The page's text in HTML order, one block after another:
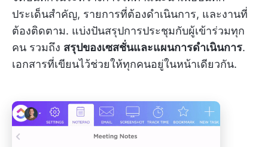
ประเด็นสำคัญ, รายการที่ต้องดำเนินการ, และงานที่
ต้องติดตาม. แบ่งปันสรุปการประชุมกับผู้เข้าร่วมทุก
คน รวมถึง สรุปของเซสชั่นและแผนการดำเนินการ.
เอกสารที่เขียนไว้ช่วยให้ทุกคนอยู่ในหน้าเดียวกัน.